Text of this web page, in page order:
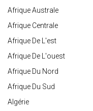
Afrique Australe
Afrique Centrale
Afrique De L'est
Afrique De L'ouest
Afrique Du Nord
Afrique Du Sud
Algérie